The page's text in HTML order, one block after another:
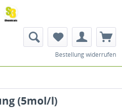
Bestellung widerrufen
(5mol/l)